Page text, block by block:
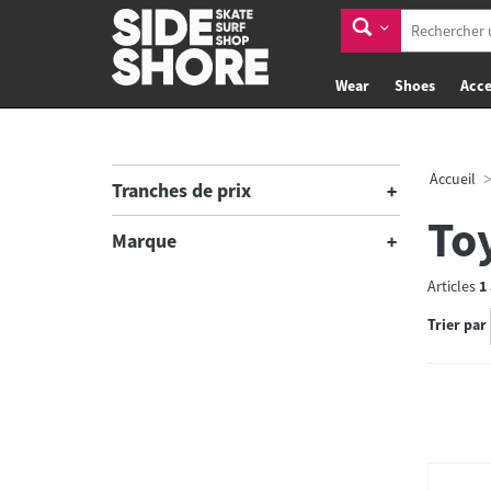
Wear Shoes
Tranches de prix
Marque
Accueil
Articles 1
Trier par